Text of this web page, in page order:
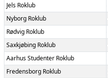
Jels Roklub
Nyborg Roklub
Rødvig Roklub
Saxkjøbing Roklub
Aarhus Studenter Roklub
Fredensborg Roklub